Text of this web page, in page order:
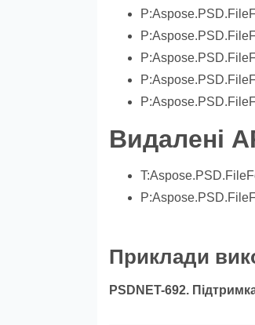
Видалені
Приклади
PSDNET-692.